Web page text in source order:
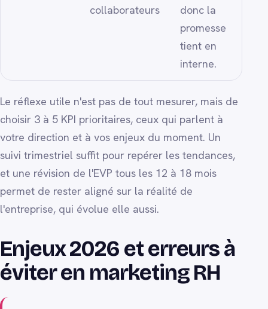
collaborateurs
donc la
promesse
tient en
interne.
Le réflexe utile n'est pas de tout mesurer, mais de
choisir 3 à 5 KPI prioritaires, ceux qui parlent à
votre direction et à vos enjeux du moment. Un
suivi trimestriel suffit pour repérer les tendances,
et une révision de l'EVP tous les 12 à 18 mois
permet de rester aligné sur la réalité de
l'entreprise, qui évolue elle aussi.
Enjeux 2026 et erreurs à
éviter en marketing RH